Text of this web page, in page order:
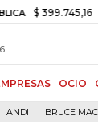
+$
OCIO
ANDI BRUCE